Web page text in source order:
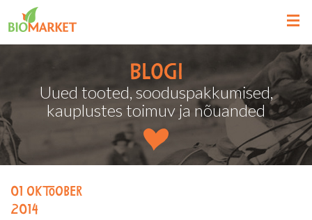
Blogi
Uued tooted, sooduspakkumised,
kauplustes toimuv ja nõuanded
01 oktoober
2014